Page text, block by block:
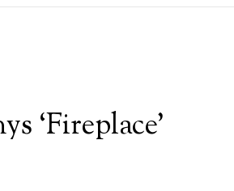
‘Fireplace’